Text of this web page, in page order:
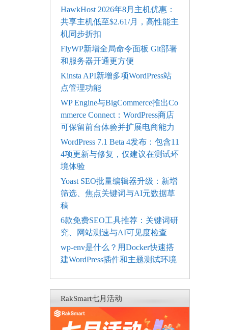
HawkHost 2026年8月主机优惠：
共享主机低至$2.61/月，高性能主
机同步折扣
FlyWP新增全局命令面板 Git部署
和服务器开通更方便
Kinsta API新增多项WordPress站
点管理功能
WP Engine与BigCommerce推出Co
mmerce Connect：WordPress商店
可保留前台体验并扩展电商能力
WordPress 7.1 Beta 4发布：包含11
4项更新与修复，仅建议在测试环
境体验
Yoast SEO批量编辑器升级：新增
筛选、焦点关键词与AI元数据草
稿
6款免费SEO工具推荐：关键词研
究、网站测速与AI可见度检查
wp-env是什么？用Docker快速搭
建WordPress插件和主题测试环境
RakSmart七月活动